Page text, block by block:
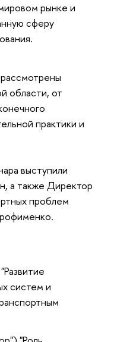
рынке и
сферу
области, от
практики и
выступили
а также Директор
проблем
систем и